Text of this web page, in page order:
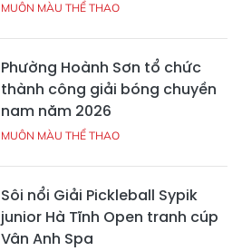
MUÔN MÀU THỂ THAO
Phường Hoành Sơn tổ chức
thành công giải bóng chuyền
nam năm 2026
MUÔN MÀU THỂ THAO
Sôi nổi Giải Pickleball Sypik
junior Hà Tĩnh Open tranh cúp
Vân Anh Spa